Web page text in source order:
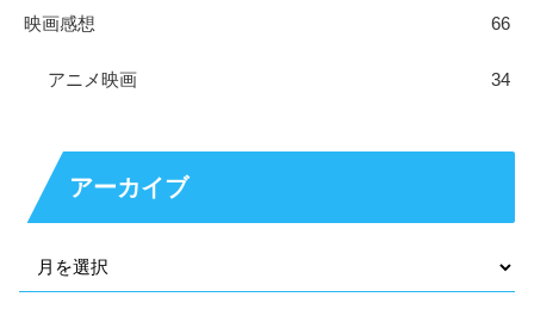
映画感想 66
アニメ映画 34
アーカイブ